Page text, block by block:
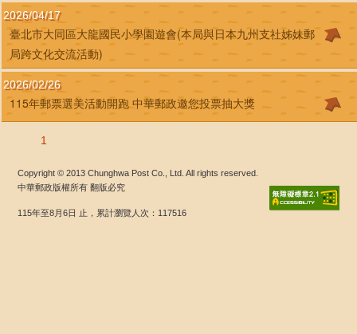
2026/04/17
臺北市大同區大龍國民小學園遊會(本局與日本九州支社姊妹郵
局跨文化交流活動)
2026/02/26
115年郵票選美活動開跑 中華郵政邀您投票抽大獎
1
Copyright © 2013 Chunghwa Post Co., Ltd. All rights reserved.
中華郵政版權所有 翻版必究
115年至8月6日 止，累計瀏覽人次：117516